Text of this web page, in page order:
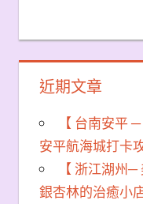
近期文章
【 台南安平 ─
安平航海城打卡
【 浙江湖州
銀杏林的治癒小